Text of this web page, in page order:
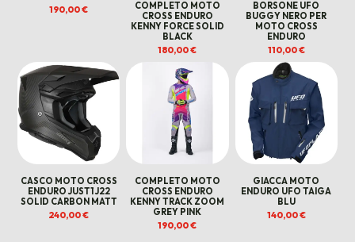
190,00€
COMPLETO MOTO
CROSS ENDURO
KENNY FORCE SOLID
BLACK
180,00€
BORSONE UFO
BUGGY NERO PER
MOTO CROSS
ENDURO
110,00€
CASCO MOTO CROSS
ENDURO JUST1 J22
SOLID CARBON MATT
240,00€
COMPLETO MOTO
CROSS ENDURO
KENNY TRACK ZOOM
GREY PINK
190,00€
GIACCA MOTO
ENDURO UFO TAIGA
BLU
140,00€